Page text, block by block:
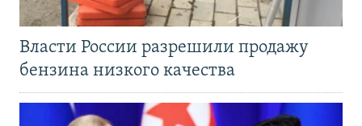
Власти России разрешили продажу
бензина низкого качества